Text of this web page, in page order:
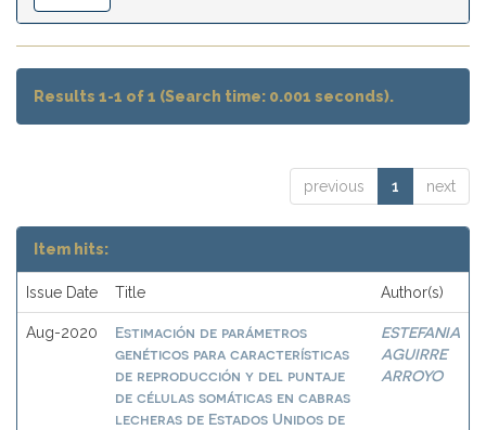
Results 1-1 of 1 (Search time: 0.001 seconds).
previous 1 next
Item hits:
Issue Date Title Author(s)
Aug-2020
Estimación de parámetros
genéticos para características
de reproducción y del puntaje
de células somáticas en cabras
lecheras de Estados Unidos de
ESTEFANIA
AGUIRRE
ARROYO